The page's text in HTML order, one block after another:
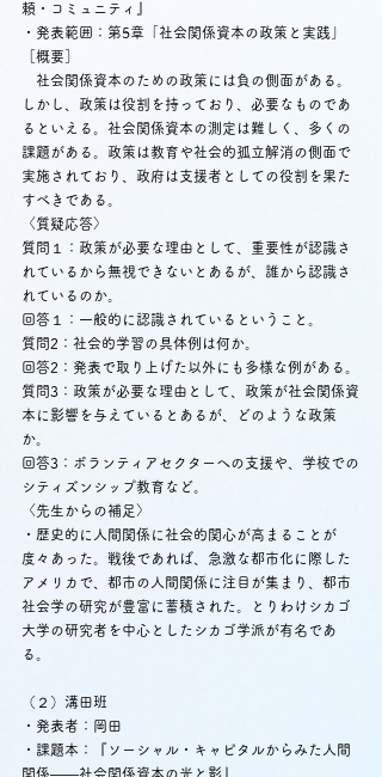
頼・コミュニティ』
・発表範囲：第5章「社会関係資本の政策と実践」
［概要］
社会関係資本のための政策には負の側面がある。
しかし、政策は役割を持っており、必要なものであ
るといえる。社会関係資本の測定は難しく、多くの
課題がある。政策は教育や社会的孤立解消の側面で
実施されており、政府は支援者としての役割を果た
すべきである。
〈質疑応答〉
質問１：政策が必要な理由として、重要性が認識さ
れているから無視できないとあるが、誰から認識さ
れているのか。
回答１：一般的に認識されているということ。
質問2：社会的学習の具体例は何か。
回答2：発表で取り上げた以外にも多様な例がある。
質問3：政策が必要な理由として、政策が社会関係資
本に影響を与えているとあるが、どのような政策
か。
回答3：ボランティアセクターへの支援や、学校での
シティズンシップ教育など。
〈先生からの補足〉
・歴史的に人間関係に社会的関心が高まることが
度々あった。戦後であれば、急激な都市化に際した
アメリカで、都市の人間関係に注目が集まり、都市
社会学の研究が豊富に蓄積された。とりわけシカゴ
大学の研究者を中心としたシカゴ学派が有名であ
る。
（２）溝田班
・発表者：岡田
・課題本：『ソーシャル・キャピタルからみた人間
関係――社会関係資本の光と影』